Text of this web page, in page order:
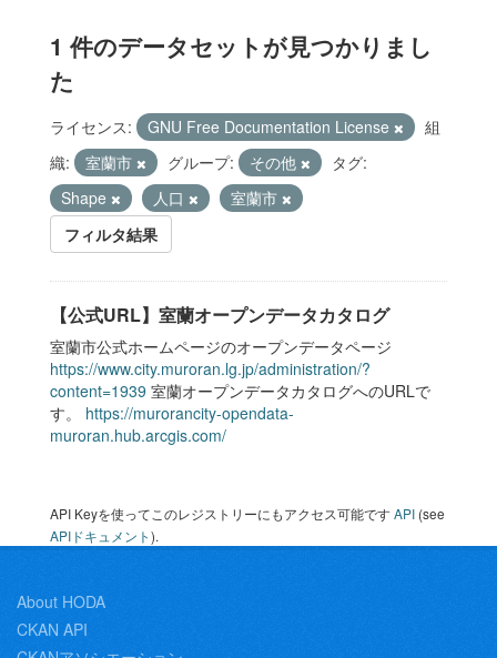
1 件のデータセットが見つかりまし
た
ライセンス: GNU Free Documentation License
組
織:
室蘭市 グループ: その他
タグ:
Shape
人口
室蘭市
フィルタ結果
【公式URL】室蘭オープンデータカタログ
室蘭市公式ホームページのオープンデータページ
https://www.city.muroran.lg.jp/administration/?
content=1939 室蘭オープンデータカタログへのURLで
す。 https://murorancity-opendata-
muroran.hub.arcgis.com/
API Keyを使ってこのレジストリーにもアクセス可能ですAPI (see
APIドキュメント).
About HODA
CKAN API